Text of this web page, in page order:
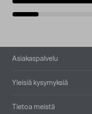
Alatunniste
Asiakaspalvelu
Yleisiä kysymyksiä
Tietoa meistä